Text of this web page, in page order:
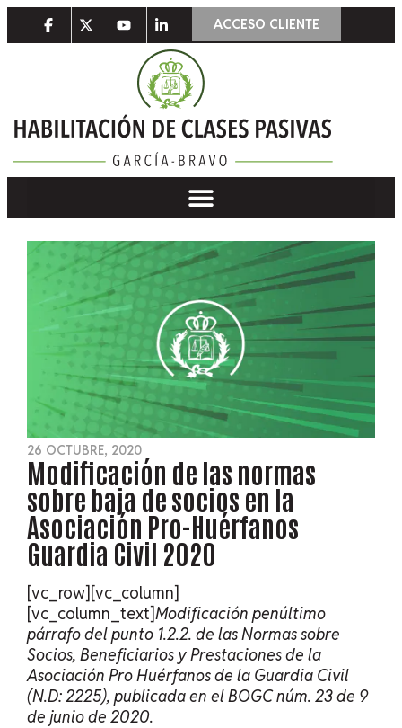
ACCESO CLIENTE
26 OCTUBRE, 2020
Modificación de las normas
sobre baja de socios en la
Asociación Pro-Huérfanos
Guardia Civil 2020
[vc_row][vc_column]
[vc_column_text]Modificación penúltimo
párrafo del punto 1.2.2. de las Normas sobre
Socios, Beneficiarios y Prestaciones de la
Asociación Pro Huérfanos de la Guardia Civil
(N.D: 2225), publicada en el BOGC núm. 23 de 9
de junio de 2020.